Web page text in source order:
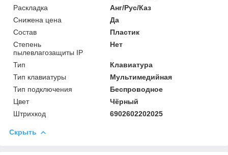
Раскладка
Анг/Рус/Каз
Снижена цена
Да
Состав
Пластик
Степень
пылевлагозащиты IP
Нет
Тип
Клавиатура
Тип клавиатуры
Мультимедийная
Тип подключения
Беспроводное
Цвет
Чёрный
Штрихкод
6902602202025
Скрыть